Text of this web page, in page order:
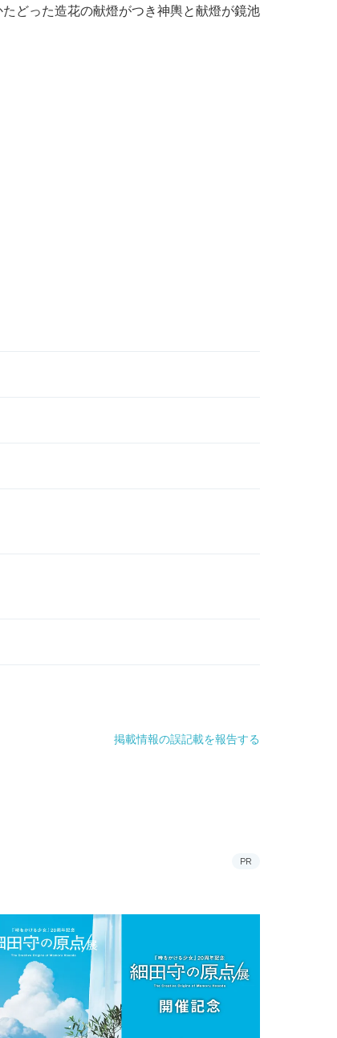
どった造花の献燈がつき神輿と献燈が鏡池
掲載情報の誤記載を報告する
PR